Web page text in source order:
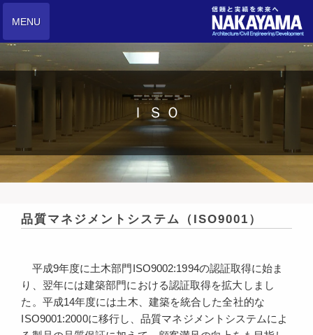
MENU
ＩＳＯ
品質マネジメントシステム（ISO9001）
平成9年度に土木部門ISO9002:1994の認証取得に始ま
り、翌年には建築部門における認証取得を拡大しまし
た。平成14年度には土木、建築を統合した全社的な
ISO9001:2000に移行し、品質マネジメントシステムによ